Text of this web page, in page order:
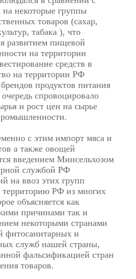
на некоторые группы
товаров (сахар,
табака ), что
развитием пищевой
на территории
средств в
на территории РФ
продуктов питания
спровоцировало
и рост цен на сырье
с этим импорт мяса и
а также овощей
введением Минсельхозом
службой РФ
на ввоз этих групп
территорию РФ из многих
объясняется как
причинами так и
некоторыми странами
фитосанитарных и
служб нашей страны,
фальсификацией стран
товаров.